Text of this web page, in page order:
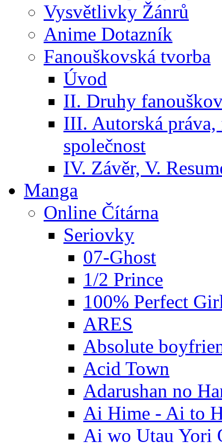
Vysvětlivky Žánrů
Anime Dotazník
Fanouškovská tvorba
Úvod
II. Druhy
III. Autorská práva,
společnost
IV. Závěr, V.
Manga
Online Čítárna
Seriovky
07-Ghost
1/2 Prince
100% Perfect
ARES
Absolute
Acid Town
Adarushan no
Ai Hime - Ai to
Ai wo Utau Yori